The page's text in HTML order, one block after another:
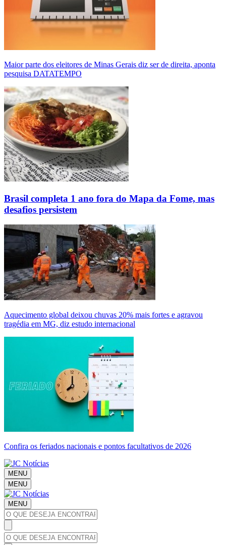
Maior parte dos eleitores de Minas Gerais diz ser de direita, aponta
pesquisa DATATEMPO
Brasil completa 1 ano fora do Mapa da Fome, mas
desafios persistem
Aquecimento global deixou chuvas 20% mais fortes e agravou
tragédia em MG, diz estudo internacional
Confira os feriados nacionais e pontos facultativos de 2026
MENU
MENU
MENU